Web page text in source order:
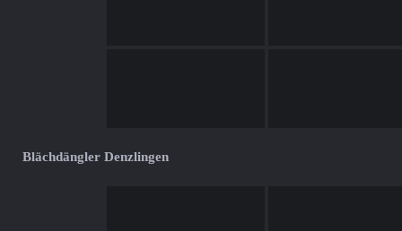
Blächdängler Denzlingen